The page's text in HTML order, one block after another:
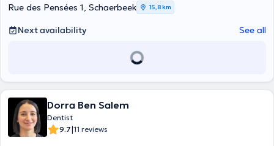
Rue des Pensées 1, Schaerbeek 15,8 km
Next availability See all
Dorra Ben Salem
Dentist
9.7|11 reviews